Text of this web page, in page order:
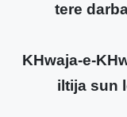
tere
KHwaja-e-
iltija sun